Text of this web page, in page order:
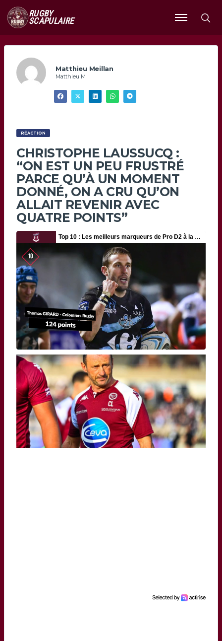
RUGBY
SCAPULAIRE
Ouvrir
le
Matthieu Meillan
Matthieu M
RÉACTION
CHRISTOPHE LAUSSUCQ :
“ON EST UN PEU FRUSTRÉ
PARCE QU’À UN MOMENT
DONNÉ, ON A CRU QU’ON
ALLAIT REVENIR AVEC
QUATRE POINTS”